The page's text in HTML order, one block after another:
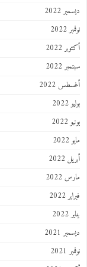
ديسمبر 2022
نوفمبر 2022
أكتوبر 2022
سبتمبر 2022
أغسطس 2022
يوليو 2022
يونيو 2022
مايو 2022
أبريل 2022
مارس 2022
فبراير 2022
يناير 2022
ديسمبر 2021
نوفمبر 2021